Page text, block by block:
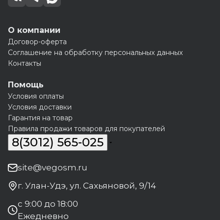
О компании
Договор-оферта
Соглашение на обработку персональных данных
Контакты
Помощь
Условия оплаты
Условия доставки
Гарантия на товар
Правила продажи товаров для покупателей
8(3012) 565-025
site@vegosm.ru
г. Улан-Удэ, ул. Сахьяновой, 9/14
с 9:00 до 18:00
Ежедневно